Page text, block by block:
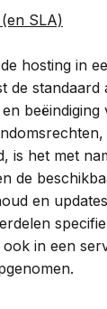
SLA)
hosting in
de
is het met
de
en
in een